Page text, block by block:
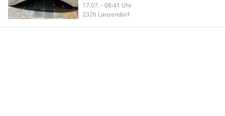
17.07. - 08:41 Uhr
2326 Lanzendorf